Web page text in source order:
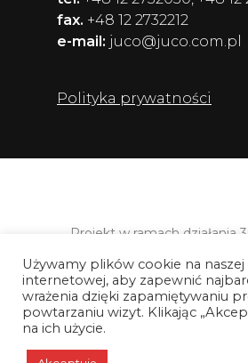
fax. +48 12 2732212
e-mail: juco@juco.com.pl
Polityka prywatności
Projekt w ramach działania
Inteligentny Rozwój
współfinansowanego
Europejskiego
Regionalnego.
Używamy plików cookie na naszej
internetowej, aby zapewnić
wrażenia dzięki zapamiętywaniu
powtarzaniu wizyt. Klikając
na ich użycie.